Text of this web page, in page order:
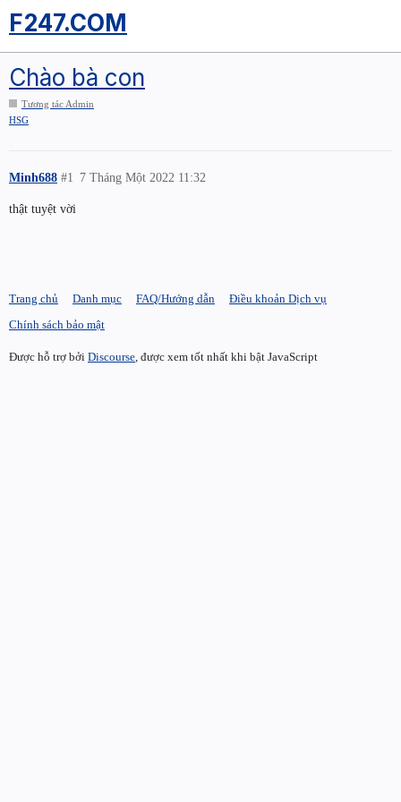
F247.COM
Chào bà con
Tương tác Admin
HSG
Minh688 7 Tháng Một 2022 11:32
#1
thật tuyệt vời
Trang chủ Danh mục FAQ/Hướng dẫn
Điều khoản Dịch vụ
Chính sách bảo mật
Được hỗ trợ bởi Discourse , được xem tốt nhất khi bật JavaScript